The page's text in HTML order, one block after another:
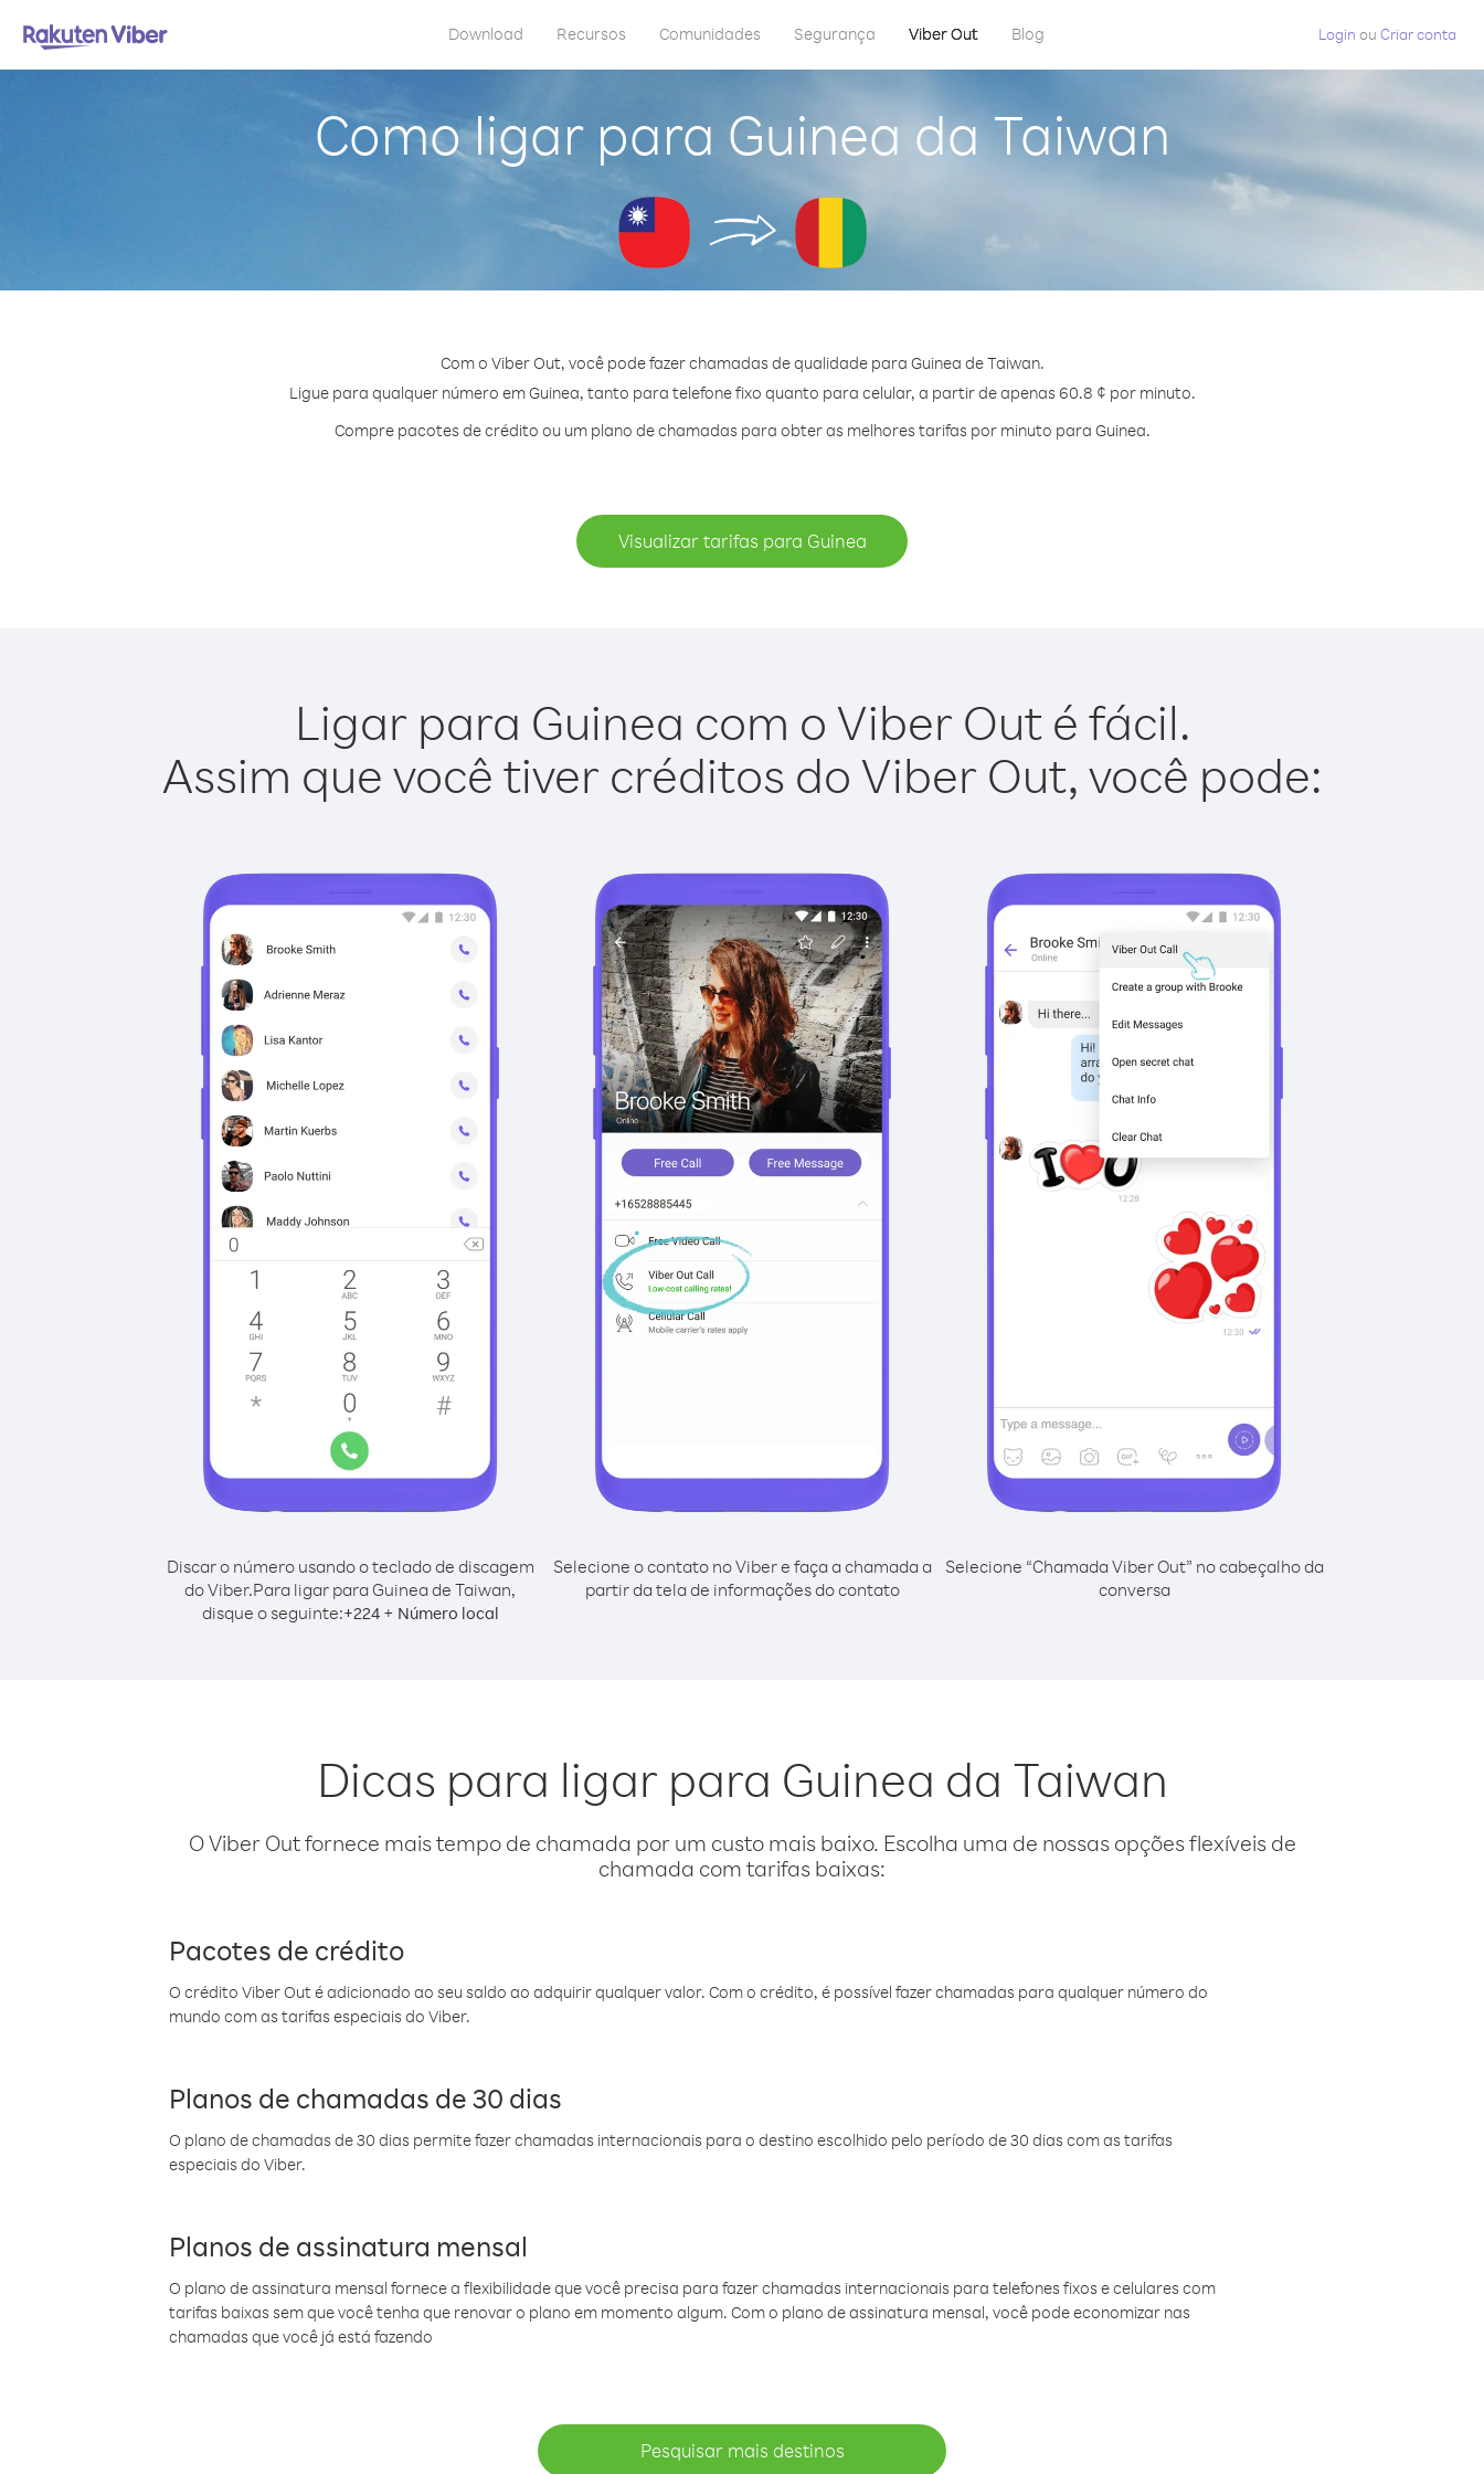
Download Recursos Comunidades Segurança Viber Out Blog Login ou Criar conta
Como ligar para Guinea da Taiwan
Com o Viber Out, você pode fazer chamadas de qualidade para Guinea de Taiwan.
Ligue para qualquer número em Guinea, tanto para telefone fixo quanto para celular, a partir de apenas 60.8 ¢ por minuto.
Compre pacotes de crédito ou um plano de chamadas para obter as melhores tarifas por minuto para Guinea.
Visualizar tarifas para Guinea
Ligar para Guinea com o Viber Out é fácil.
Assim que você tiver créditos do Viber Out, você pode:
Discar o número usando o teclado de discagem
do Viber.Para ligar para Guinea de Taiwan,
disque o seguinte:+224+ Número local
Selecione o contato no Viber e faça a chamada a
partir da tela de informações do contato
Selecione “Chamada Viber Out” no cabeçalho da
conversa
Dicas para ligar para Guinea da Taiwan
O Viber Out fornece mais tempo de chamada por um custo mais baixo. Escolha uma de nossas opções flexíveis de
chamada com tarifas baixas:
Pacotes de crédito
O crédito Viber Out é adicionado ao seu saldo ao adquirir qualquer valor. Com o crédito, é possível fazer chamadas para qualquer número do
mundo com as tarifas especiais do Viber.
Planos de chamadas de 30 dias
O plano de chamadas de 30 dias permite fazer chamadas internacionais para o destino escolhido pelo período de 30 dias com as tarifas
especiais do Viber.
Planos de assinatura mensal
O plano de assinatura mensal fornece a flexibilidade que você precisa para fazer chamadas internacionais para telefones fixos e celulares com
tarifas baixas sem que você tenha que renovar o plano em momento algum. Com o plano de assinatura mensal, você pode economizar nas
chamadas que você já está fazendo
Pesquisar mais destinos